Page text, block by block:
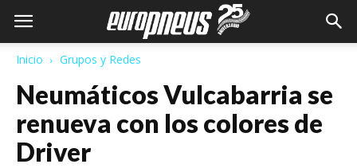
Inicio Grupos y Redes
Neumáticos Vulcabarria se
renueva con los colores de
Driver